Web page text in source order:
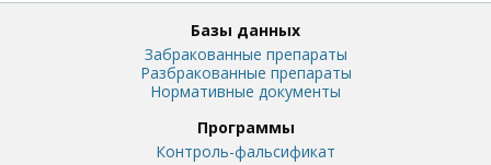
Базы данных
Забракованные препараты
Разбракованные препараты
Нормативные документы
Программы
Контроль-фальсификат